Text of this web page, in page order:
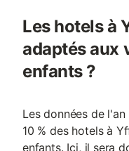
Les hotels à
adaptés aux
enfants ?
Les données de
10 % des hotels à
enfants. Ici, il sera